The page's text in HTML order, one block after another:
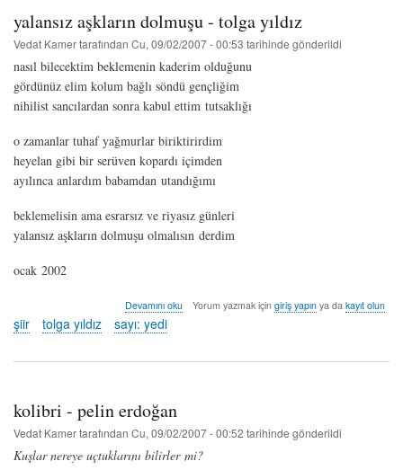
yalansız aşkların dolmuşu - tolga yıldız
Vedat Kamertarafından Cu, 09/02/2007 - 00:53 tarihinde gönderildi
nasıl bilecektim beklemenin kaderim olduğunu
gördünüz elim kolum bağlı söndü gençliğim
nihilist sancılardan sonra kabul ettim tutsaklığı
o zamanlar tuhaf yağmurlar biriktirirdim
heyelan gibi bir serüven kopardı içimden
ayılınca anlardım babamdan utandığımı
beklemelisin ama esrarsız ve riyasız günleri
yalansız aşkların dolmuşu olmalısın derdim
ocak 2002
yalansız
dolmuşu
tolga
Devamını oku Yorum yazmak için giriş yapınya da kayıt olun
şiir tolga yıldız sayı: yedi
kolibri - pelin erdoğan
Vedat Kamertarafından Cu, 09/02/2007 - 00:52 tarihinde gönderildi
Kuşlar nereye uçtuklarını bilirler mi?